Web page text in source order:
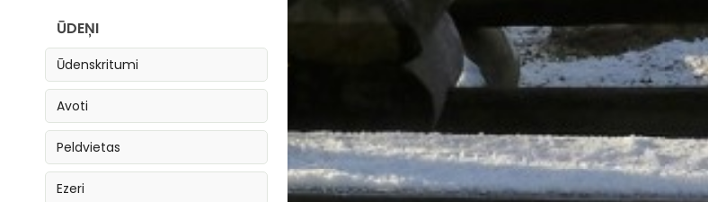
ŪDEŅI
Ūdenskritumi
Avoti
Peldvietas
Ezeri